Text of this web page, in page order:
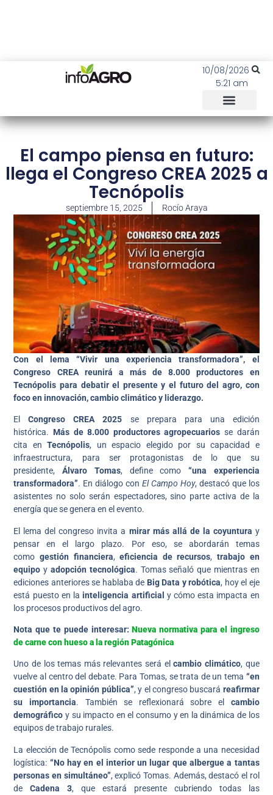
10/08/2026
5:21 am
El campo piensa en futuro:
llega el Congreso CREA 2025 a
Tecnópolis
septiembre 15, 2025 Rocío Araya
Con el lema “Vivir una experiencia transformadora”, el
Congreso CREA reunirá a más de 8.000 productores en
Tecnópolis para debatir el presente y el futuro del agro, con
foco en innovación, cambio climático y liderazgo.
ElCongreso CREA 2025 se prepara para una edición
histórica. Más de 8.000 productores agropecuarios se darán
cita enTecnópolis, un espacio elegido por su capacidad e
infraestructura, para ser protagonistas de lo que su
presidente,Álvaro Tomas, define como “una experiencia
transformadora”. En diálogo conEl Campo Hoy, destacó que los
asistentes no solo serán espectadores, sino parte activa de la
energía que se genera en el evento.
El lema del congreso invita a mirar más allá de la coyuntura y
pensar en el largo plazo. Por eso, se abordarán temas
como gestión financiera,eficiencia de recursos,trabajo en
equipo y adopción tecnológica. Tomas señaló que mientras en
ediciones anteriores se hablaba de Big Data y robótica, hoy el eje
está puesto en lainteligencia artificial y cómo esta impacta en
los procesos productivos del agro.
Nota que te puede interesar: Nueva normativa para el ingreso
de carne con hueso a la región Patagónica
Uno de los temas más relevantes será elcambio climático, que
vuelve al centro del debate. Para Tomas, se trata de un tema “en
cuestión en la opinión pública”, y el congreso buscará reafirmar
su importancia. También se reflexionará sobre el cambio
demográfico y su impacto en el consumo y en la dinámica de los
equipos de trabajo rurales.
La elección de Tecnópolis como sede responde a una necesidad
logística: “No hay en el interior un lugar que albergue a tantas
personas en simultáneo”, explicó Tomas. Además, destacó el rol
deCadena 3, que estará presente cubriendo todas las